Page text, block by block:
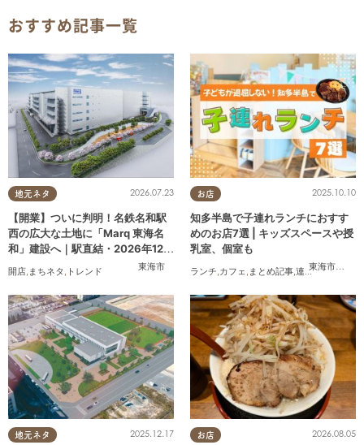
おすすめ記事一覧
地元ネタ
東海市
2026.07.23
【開業】ついに判明！名鉄名和駅
西の広大な土地に「Marq 東海名
和」建設へ｜駅直結・2026年12月
着工予定
開店, まちネタ , トレンド
お店
東海市
,大府
2025.10.10
知多半島で子連れランチにおすす
めのお店7選 | キッズスペースや授
乳室、個室も
ランチ,カフェ, まとめ記事,連載 ,親子 個室
地元ネタ 2025.12.17 お店 2026.08.05